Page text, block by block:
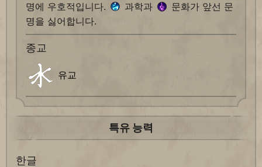
명에 우호적입니다.
과학과
문화가 앞선 문
명을 싫어합니다.
종교
유교
특유 능력
한글